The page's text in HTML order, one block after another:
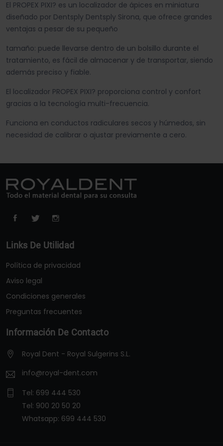
El PROPEX PIXI? es un localizador de ápices en miniatura
diseñado por Dentsply Dentsply Sirona, que ofrece grandes
ventajas a pesar de su pequeño
tamaño: puede llevarse dentro de un bolsillo durante el
tratamiento, es fácil de almacenar y de transportar, siendo
además preciso y fiable.
El localizador PROPEX PIXI? proporciona control y confort
gracias a la tecnología multi-frecuencia.
Funciona en conductos radiculares secos y húmedos, sin
necesidad de calibrar o ajustar previamente a cero.
Links De Utilidad
Política de privacidad
Aviso legal
Condiciones generales
Preguntas frecuentes
Información De Contacto
Royal Dent - Royal Sulgerins S.L.
info@royal-dent.com
Tel: 699 444 530
Tel: 900 20 50 20
Whatsapp: 699 444 530